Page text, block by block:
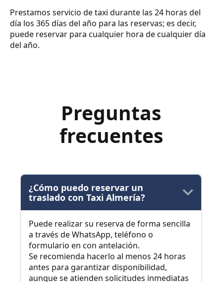
Prestamos servicio de taxi durante las 24 horas del
día los 365 días del año para las reservas; es decir,
puede reservar para cualquier hora de cualquier día
del año.
Preguntas
frecuentes
¿Cómo puedo reservar un
traslado con Taxi Almería?
Puede realizar su reserva de forma sencilla
a través de WhatsApp, teléfono o
formulario en con antelación.
Se recomienda hacerlo al menos 24 horas
antes para garantizar disponibilidad,
aunque se atienden solicitudes inmediatas